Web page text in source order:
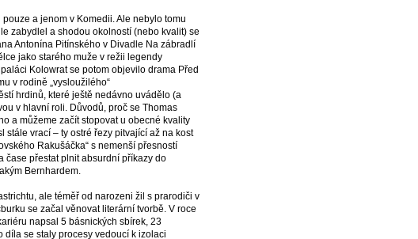
a jenom v Komedii. Ale nebylo tomu
zabydlel a shodou okolností (nebo kvalit) se
Antonína Pitínského v Divadle Na zábradlí
jako starého muže v režii legendy
Kolowrat se potom objevilo drama Před
v rodině „vysloužilého“
hrdinů, které ještě nedávno uvádělo (a
v hlavní roli. Důvodů, proč se Thomas
a můžeme začít stopovat u obecné kvality
stále vrací – ty ostré řezy pitvající až na kost
Rakušáčka“ s nemenší přesností
čase přestat plnit absurdní příkazy do
Bernhardem.
ale téměř od narozeni žil s prarodiči v
se začal věnovat literární tvorbě. V roce
napsal 5 básnických sbírek, 23
se staly procesy vedoucí k izolaci